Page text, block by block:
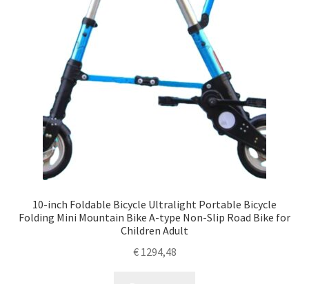
10-inch Foldable Bicycle Ultralight Portable Bicycle
Folding Mini Mountain Bike A-type Non-Slip Road Bike for
Children Adult
€1294,48